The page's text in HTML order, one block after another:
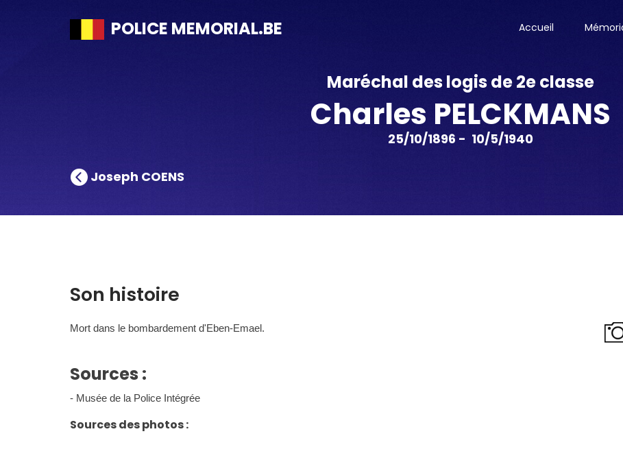
POLICE MEMORIAL.BE Accueil
Maréchal des logis de 2e classe
Charles PELCKMANS
25/10/1896 - 10/5/1940
Joseph COENS
Son histoire
Mort dans le bombardement d'Eben-Emael.
Sources :
- Musée de la Police Intégrée
Sources des photos :